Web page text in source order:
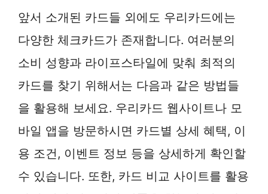
앞서 소개된 카드들 외에도 우리카드에는
다양한 체크카드가 존재합니다. 여러분의
소비 성향과 라이프스타일에 맞춰 최적의
카드를 찾기 위해서는 다음과 같은 방법들
을 활용해 보세요. 우리카드 웹사이트나 모
바일 앱을 방문하시면 카드별 상세 혜택, 이
용 조건, 이벤트 정보 등을 상세하게 확인할
수 있습니다. 또한, 카드 비교 사이트를 활용